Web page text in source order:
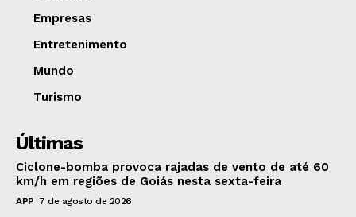
Empresas
Entretenimento
Mundo
Turismo
Últimas
Ciclone-bomba provoca rajadas de vento de até 60
km/h em regiões de Goiás nesta sexta-feira
APP 7 de agosto de 2026